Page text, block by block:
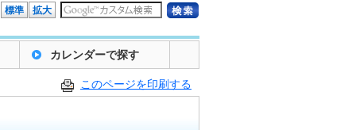
標準 拡大
カレンダーで探す
このページを印刷する